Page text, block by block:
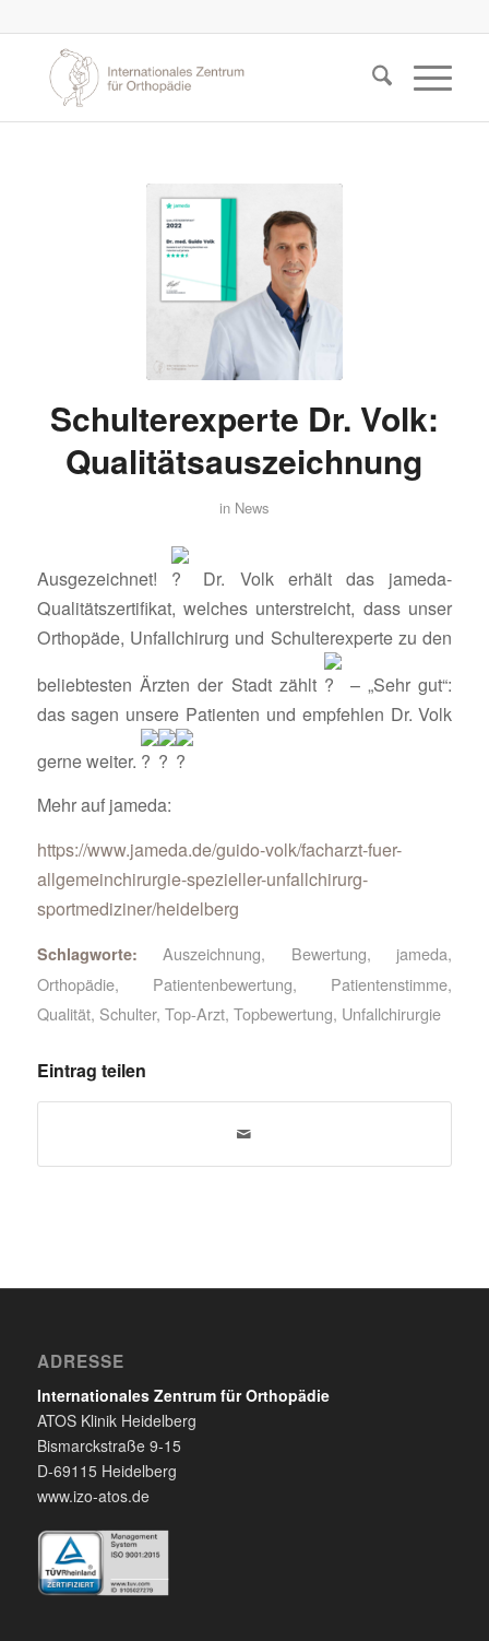
Schulterexperte Dr. Volk:
Qualitätsauszeichnung
in News
Ausgezeichnet!
Dr. Volk erhält das jameda-
Qualitätszertifikat, welches unterstreicht, dass unser
Orthopäde, Unfallchirurg und Schulterexperte zu den
beliebtesten Ärzten der Stadt zählt
– „Sehr gut“:
das sagen unsere Patienten und empfehlen Dr. Volk
gerne weiter.
Mehr auf jameda:
https://www.jameda.de/guido-volk/facharzt-fuer-
allgemeinchirurgie-spezieller-unfallchirurg-
sportmediziner/heidelberg
Schlagworte: Auszeichnung, Bewertung, jameda,
Orthopädie, Patientenbewertung, Patientenstimme,
Qualität, Schulter, Top-Arzt, Topbewertung, Unfallchirurgie
Eintrag teilen
ADRESSE
Internationales Zentrum für Orthopädie
ATOS Klinik Heidelberg
Bismarckstraße 9-15
D-69115 Heidelberg
www.izo-atos.de